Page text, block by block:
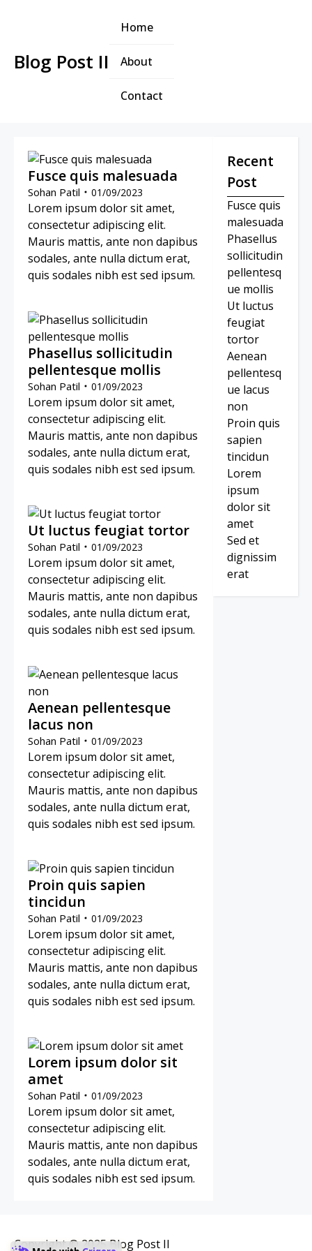
Blog Post II
Home
About
Contact
Fusce quis malesuada
Sohan Patil 01/09/2023
Lorem ipsum dolor sit amet,
consectetur adipiscing elit.
Mauris mattis, ante non dapibus
sodales, ante nulla dictum erat,
quis sodales nibh est sed ipsum.
Phasellus sollicitudin
pellentesque mollis
Sohan Patil 01/09/2023
Lorem ipsum dolor sit amet,
consectetur adipiscing elit.
Mauris mattis, ante non dapibus
sodales, ante nulla dictum erat,
quis sodales nibh est sed ipsum.
Ut luctus feugiat tortor
Sohan Patil 01/09/2023
Lorem ipsum dolor sit amet,
consectetur adipiscing elit.
Mauris mattis, ante non dapibus
sodales, ante nulla dictum erat,
quis sodales nibh est sed ipsum.
Aenean pellentesque
lacus non
Sohan Patil 01/09/2023
Lorem ipsum dolor sit amet,
consectetur adipiscing elit.
Mauris mattis, ante non dapibus
sodales, ante nulla dictum erat,
quis sodales nibh est sed ipsum.
Proin quis sapien
tincidun
Sohan Patil 01/09/2023
Lorem ipsum dolor sit amet,
consectetur adipiscing elit.
Mauris mattis, ante non dapibus
sodales, ante nulla dictum erat,
quis sodales nibh est sed ipsum.
Lorem ipsum dolor sit
amet
Sohan Patil 01/09/2023
Lorem ipsum dolor sit amet,
consectetur adipiscing elit.
Mauris mattis, ante non dapibus
sodales, ante nulla dictum erat,
quis sodales nibh est sed ipsum.
Recent
Post
Fusce quis
malesuada
Phasellus
sollicitudin
pellentesq
ue mollis
Ut luctus
feugiat
tortor
Aenean
pellentesq
ue lacus
non
Proin quis
sapien
tincidun
Lorem
ipsum
dolor sit
amet
Sed et
dignissim
erat
Copyright ©️ 2025 Blog Post II